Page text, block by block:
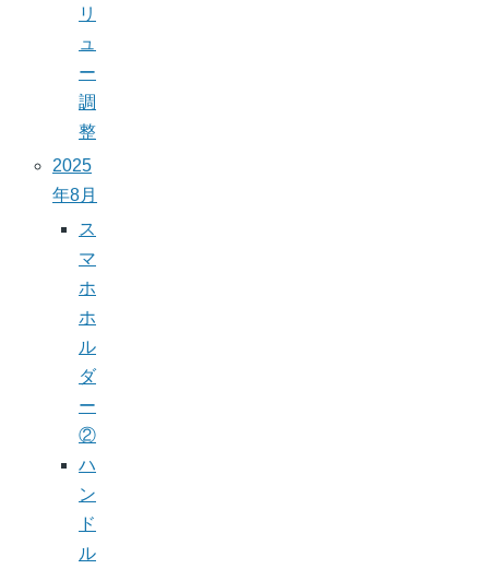
リ
ュ
ー
調
整
2025
年8月
ス
マ
ホ
ホ
ル
ダ
ー
②
ハ
ン
ド
ル